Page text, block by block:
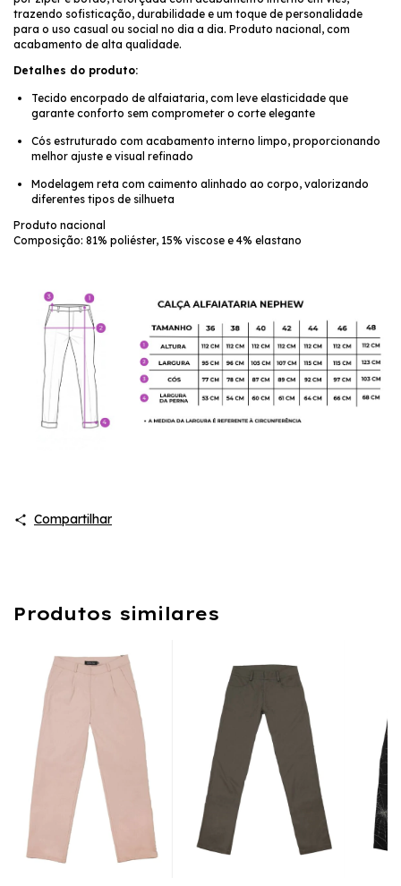
trazendo sofisticação, durabilidade e um toque de personalidade
para o uso casual ou social no dia a dia. Produto nacional, com
acabamento de alta qualidade.
Detalhes do produto:
Tecido encorpado de alfaiataria, com leve elasticidade que
garante conforto sem comprometer o corte elegante
Cós estruturado com acabamento interno limpo, proporcionando
melhor ajuste e visual refinado
Modelagem reta com caimento alinhado ao corpo, valorizando
diferentes tipos de silhueta
Produto nacional
Composição: 81% poliéster, 15% viscose e 4% elastano
Compartilhar
Produtos similares